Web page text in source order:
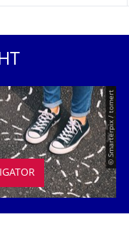
© Smarterpix / tomert